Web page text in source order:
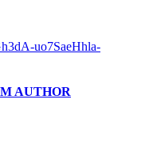
uo7SaeHhla-
AUTHOR